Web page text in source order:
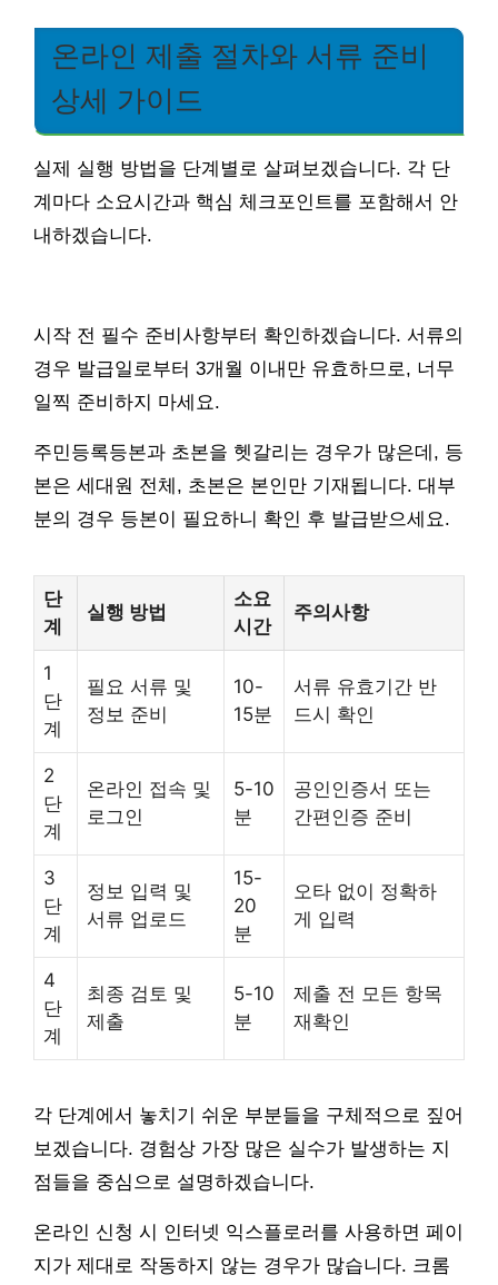
온라인 제출 절차와 서류 준비
상세 가이드
실제 실행 방법을 단계별로 살펴보겠습니다. 각 단
계마다 소요시간과 핵심 체크포인트를 포함해서 안
내하겠습니다.
시작 전 필수 준비사항부터 확인하겠습니다. 서류의
경우 발급일로부터 3개월 이내만 유효하므로, 너무
일찍 준비하지 마세요.
주민등록등본과 초본을 헷갈리는 경우가 많은데, 등
본은 세대원 전체, 초본은 본인만 기재됩니다. 대부
분의 경우 등본이 필요하니 확인 후 발급받으세요.
단
계
실행 방법
소요
시간
주의사항
1
단
계
필요 서류 및
정보 준비
10-
15분
서류 유효기간 반
드시 확인
2
단
계
온라인 접속 및
로그인
5-10
분
공인인증서 또는
간편인증 준비
3
단
계
정보 입력 및
서류 업로드
15-
20
분
오타 없이 정확하
게 입력
4
단
계
최종 검토 및
제출
5-10
분
제출 전 모든 항목
재확인
각 단계에서 놓치기 쉬운 부분들을 구체적으로 짚어
보겠습니다. 경험상 가장 많은 실수가 발생하는 지
점들을 중심으로 설명하겠습니다.
온라인 신청 시 인터넷 익스플로러를 사용하면 페이
지가 제대로 작동하지 않는 경우가 많습니다. 크롬